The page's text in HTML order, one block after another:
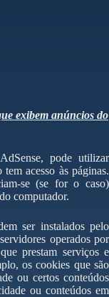
exibem anúncios do
pode utilizar
acesso às páginas.
se (se for o caso)
computador.
ser instalados pelo
operados por
prestam serviços e
os cookies que são
ou certos conteúdos
ou conteúdos em